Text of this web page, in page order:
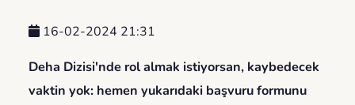
16-02-2024 21:31
Deha Dizisi'nde rol almak istiyorsan, kaybedecek
vaktin yok: hemen yukarıdaki başvuru formunu